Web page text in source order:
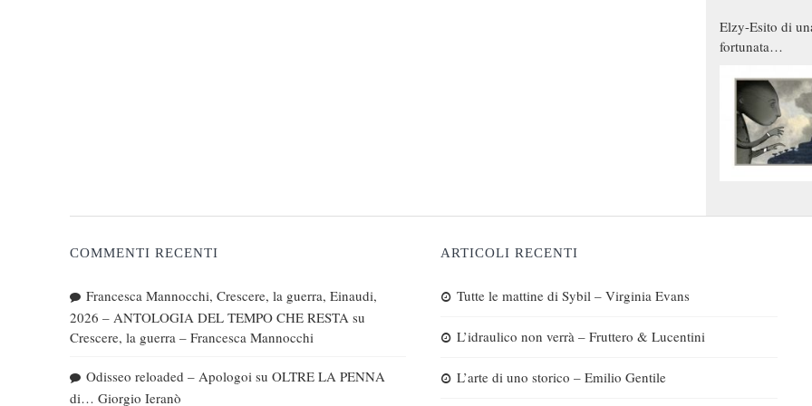
Elzy-Esito di
fortunata
COMMENTI RECENTI
Francesca Mannocchi, Crescere, la guerra, Einaudi,
2026 – ANTOLOGIA DEL TEMPO CHE RESTA su
Crescere, la guerra – Francesca Mannocchi
Odisseo reloaded – Apologoi su OLTRE LA PENNA
di… Giorgio Ieranò
ARTICOLI RECENTI
Tutte le mattine di Sybil – Virginia Evans
L’idraulico non verrà – Fruttero & Lucentini
L’arte di uno storico – Emilio Gentile